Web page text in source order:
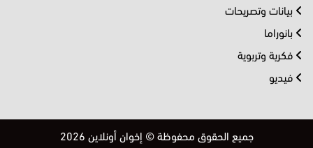
بيانات وتصريحات
بانوراما
فكرية وتربوية
فيديو
جميع الحقوق محفوظة © إخوان أونلاين 2026